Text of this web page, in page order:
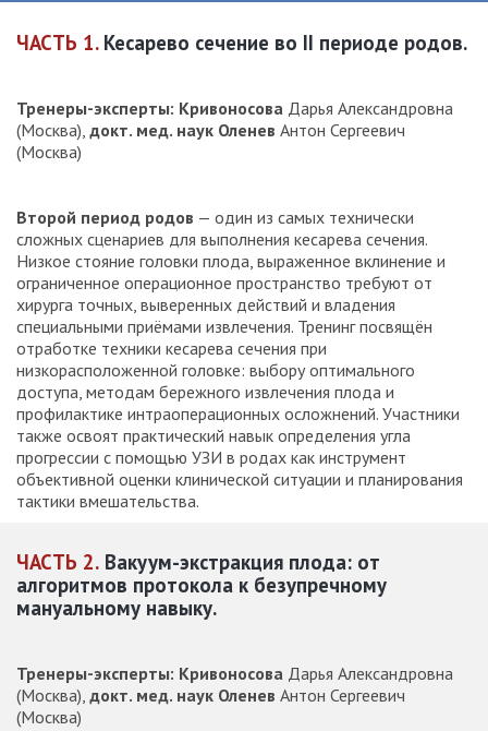
ЧАСТЬ 1.Кесарево сечение во II периоде родов.
Тренеры-эксперты: Кривоносова Дарья Александровна
(Москва), докт. мед. наук Оленев Антон Сергеевич
(Москва)
Второй период родов — один из самых технически
сложных сценариев для выполнения кесарева сечения.
Низкое стояние головки плода, выраженное вклинение и
ограниченное операционное пространство требуют от
хирурга точных, выверенных действий и владения
специальными приёмами извлечения. Тренинг посвящён
отработке техники кесарева сечения при
низкорасположенной головке: выбору оптимального
доступа, методам бережного извлечения плода и
профилактике интраоперационных осложнений. Участники
также освоят практический навык определения угла
прогрессии с помощью УЗИ в родах как инструмент
объективной оценки клинической ситуации и планирования
тактики вмешательства.
ЧАСТЬ 2. Вакуум-экстракция плода: от
алгоритмов протокола к безупречному
мануальному навыку.
Тренеры-эксперты: Кривоносова Дарья Александровна
(Москва), докт. мед. наук Оленев Антон Сергеевич
(Москва)